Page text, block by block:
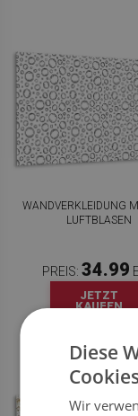
WANDVERKLEIDUNG
LUFTBLASEN
PREIS: 34.99
JETZT
KAUFEN
Diese
Wir